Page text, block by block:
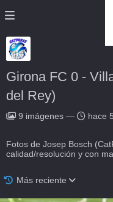
Girona FC 0 -
del Rey)
9 imágenes — hace
Fotos de Josep Bosch
calidad/resolución y con
Más reciente